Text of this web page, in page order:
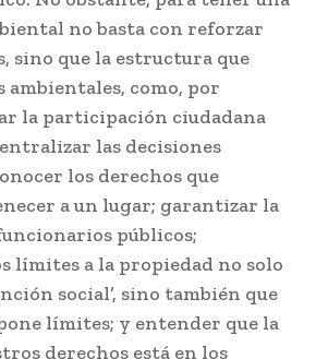
no basta con reforzar
sino que la estructura que
ambientales, como, por
la participación ciudadana
las decisiones
los derechos que
a un lugar; garantizar la
públicos;
límites a la propiedad no solo
social’, sino también que
límites; y entender que la
derechos está en los